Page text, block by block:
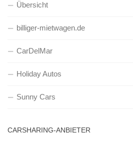
Übersicht
billiger-mietwagen.de
CarDelMar
Holiday Autos
Sunny Cars
CARSHARING-ANBIETER